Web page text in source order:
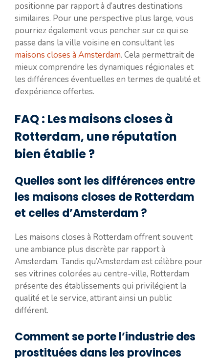
positionne par rapport à d’autres destinations
similaires. Pour une perspective plus large, vous
pourriez également vous pencher sur ce qui se
passe dans la ville voisine en consultant les
maisons closes à Amsterdam. Cela permettrait de
mieux comprendre les dynamiques régionales et
les différences éventuelles en termes de qualité et
d’expérience offertes.
FAQ : Les maisons closes à
Rotterdam, une réputation
bien établie ?
Quelles sont les différences entre
les maisons closes de Rotterdam
et celles d’Amsterdam ?
Les maisons closes à Rotterdam offrent souvent
une ambiance plus discrète par rapport à
Amsterdam. Tandis qu’Amsterdam est célèbre pour
ses vitrines colorées au centre-ville, Rotterdam
présente des établissements qui privilégient la
qualité et le service, attirant ainsi un public
différent.
Comment se porte l’industrie des
prostituées dans les provinces